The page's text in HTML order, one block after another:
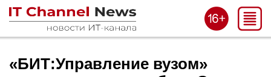
«БИТ:Управление вузом»